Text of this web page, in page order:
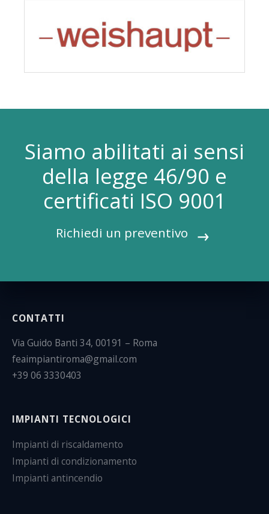
Siamo abilitati ai sensi
della legge 46/90 e
certificati ISO 9001
Richiedi un preventivo
CONTATTI
Via Guido Banti 34, 00191 – Roma
feaimpiantiroma@gmail.com
+39 06 3330403
IMPIANTI TECNOLOGICI
Impianti di riscaldamento
Impianti di condizionamento
Impianti antincendio